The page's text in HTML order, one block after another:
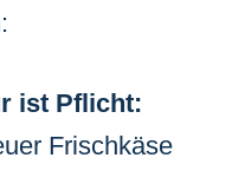
ist Pflicht:
Frischkäse